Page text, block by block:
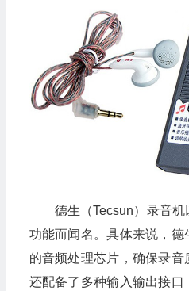
德生（Tecsun）录音
功能而闻名。具体来说，
的音频处理芯片，确保录
还配备了多种输入输出接